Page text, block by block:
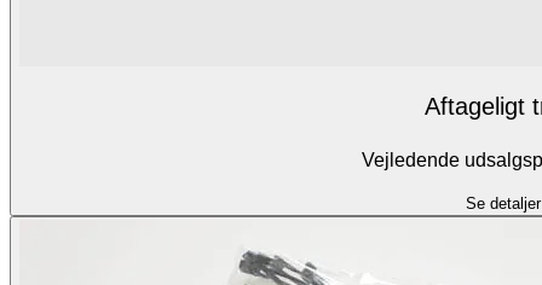
Aftageligt
Vejledende
Se detaljer